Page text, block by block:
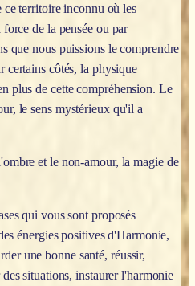
ce territoire inconnu où les
de la pensée ou par
que nous puissions le comprendre
certains côtés, la physique
plus de cette compréhension. Le
le sens mystérieux qu'il a
et le non-amour, la magie de
qui vous sont proposés
énergies positives d'Harmonie,
une bonne santé, réussir,
situations, instaurer l'harmonie